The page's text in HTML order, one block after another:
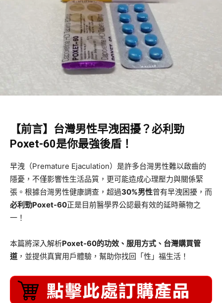
【前言】台灣男性早洩困擾？必利勁
Poxet-60是你最強後盾！​
早洩（Premature Ejaculation）是許多台灣男性難以啟齒的
隱憂，不僅影響性生活品質，更可能造成心理壓力與關係緊
張。根據台灣男性健康調查，超過30%男性曾有早洩困擾，而
必利勁Poxet-60正是目前醫學界公認最有效的延時藥物之
一！
本篇將深入解析Poxet-60的功效、服用方式、台灣購買管
道 ，並提供真實用戶體驗，幫助你找回「性」福生活！